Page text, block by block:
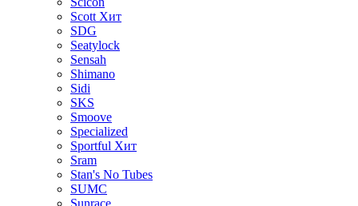
Scott Хит
SDG
Seatylock
Sensah
Shimano
Sidi
SKS
Smoove
Specialized
Sportful Хит
Sram
Stan's No Tubes
SUMC
Sunrace